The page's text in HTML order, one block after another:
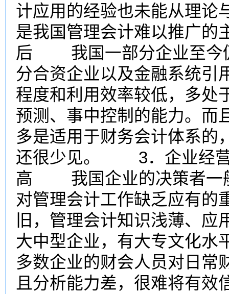
计应用的经验也未能从理论
是我国管理会计难以推广
后 我国一部分企业至今
分合资企业以及金融系统引
程度和利用效率较低，多处
预测、事中控制的能力。而
多是适用于财务会计体系的
还很少见。 3．企业经营
高 我国企业的决策者一
对管理会计工作缺乏应有的
旧，管理会计知识浅薄、
大中型企业，有大专文化水
多数企业的财会人员对日常
且分析能力差，很难将有